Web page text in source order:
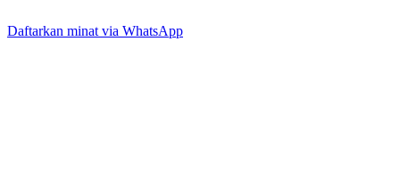
Daftarkan minat via WhatsApp